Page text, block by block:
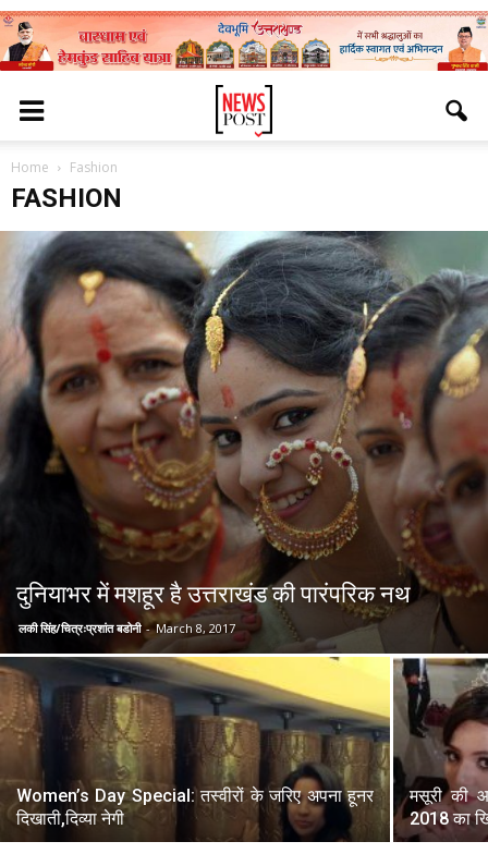
Home Fashion
FASHION
दुनियाभर में मशहूर है उत्तराखंड की पारंपरिक नथ
लकी सिंह/चित्रःप्रशांत बडोनी - March 8, 2017
Women’s Day Special: तस्वीरों के जरिए अपना हूनर
दिखाती,दिव्या नेगी
मसूरी की
2018 का